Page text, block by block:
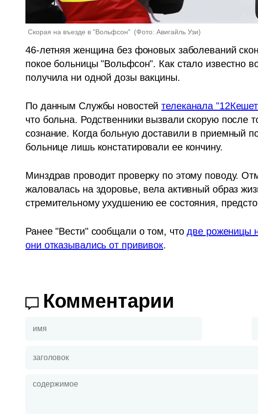
Скорая на въезде в "Вольфсон" (Фото: Авигайль Узи)
46-летняя женщина без фоновых заболеваний
покое больницы "Вольфсон". Как стало известно
получила ни одной дозы вакцины.
По данным Службы новостей телеканала "12Кешет
что больна. Родственники вызвали скорую после
сознание. Когда больную доставили в приемный
больнице лишь констатировали ее кончину.
Минздрав проводит проверку по этому поводу.
жаловалась на здоровье, вела активный образ
стремительному ухудшению ее состояния,
Ранее "Вести" сообщали о том, что две роженицы
они отказывались от прививок.
Комментарии